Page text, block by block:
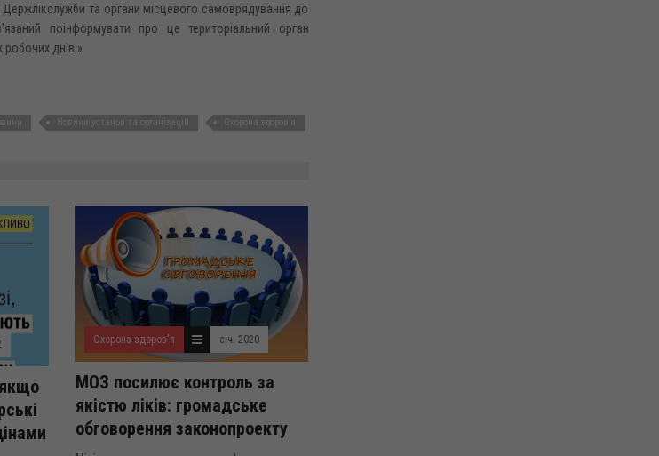
Держлікслужби та органи місцевого самоврядування до
поінформувати про це територіальний орган
днів.»
Новини установ та організацій Охорона здоров'я
Охорона здоров'я січ. 2020
МОЗ посилює контроль за
якістю ліків: громадське
обговорення законопроекту